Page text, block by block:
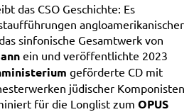
das CSO Geschichte: Es
angloamerikanischer
sinfonische Gesamtwerk von
ein und veröffentlichte 2023
geförderte CD mit
jüdischer Komponisten
für die Longlist zum OPUS